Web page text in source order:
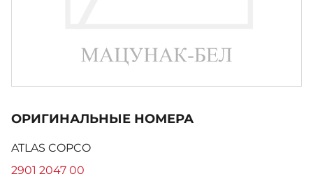
ОРИГИНАЛЬНЫЕ НОМЕРА
ATLAS COPCO
2901 2047 00